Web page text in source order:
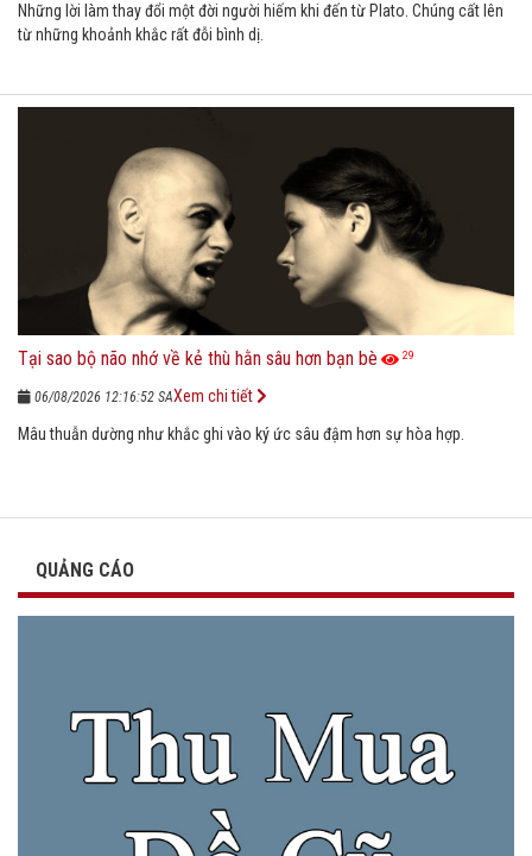
Những lời làm thay đổi một đời người hiếm khi đến từ Plato. Chúng cất lên
từ những khoảnh khắc rất đỗi bình dị.
Tại sao bộ não nhớ về kẻ thù hằn sâu hơn bạn bè 29
06/08/2026 12:16:52 SA
Mâu thuẫn dường như khắc ghi vào ký ức sâu đậm hơn sự hòa hợp.
Xem chi tiết
QUẢNG CÁO